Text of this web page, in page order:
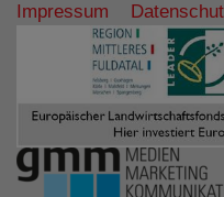
Impressum